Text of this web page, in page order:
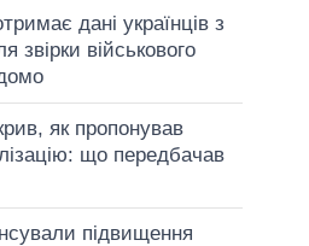
дані українців з
звірки військового
як пропонував
що передбачав
підвищення